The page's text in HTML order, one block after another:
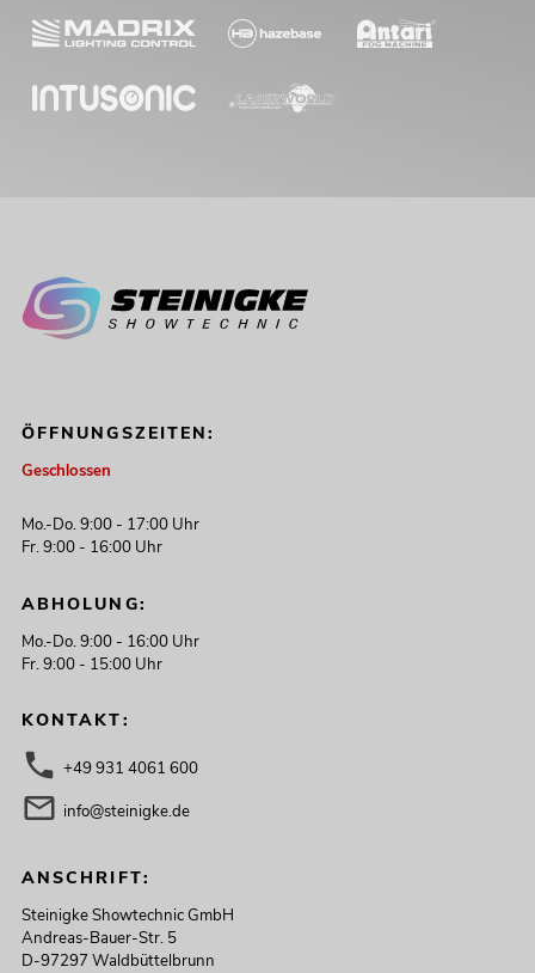
ÖFFNUNGSZEITEN:
Geschlossen
Mo.-Do. 9:00 - 17:00 Uhr
Fr. 9:00 - 16:00 Uhr
ABHOLUNG:
Mo.-Do. 9:00 - 16:00 Uhr
Fr. 9:00 - 15:00 Uhr
KONTAKT:
+49 931 4061 600
info@steinigke.de
ANSCHRIFT:
Steinigke Showtechnic GmbH
Andreas-Bauer-Str. 5
D-97297 Waldbüttelbrunn